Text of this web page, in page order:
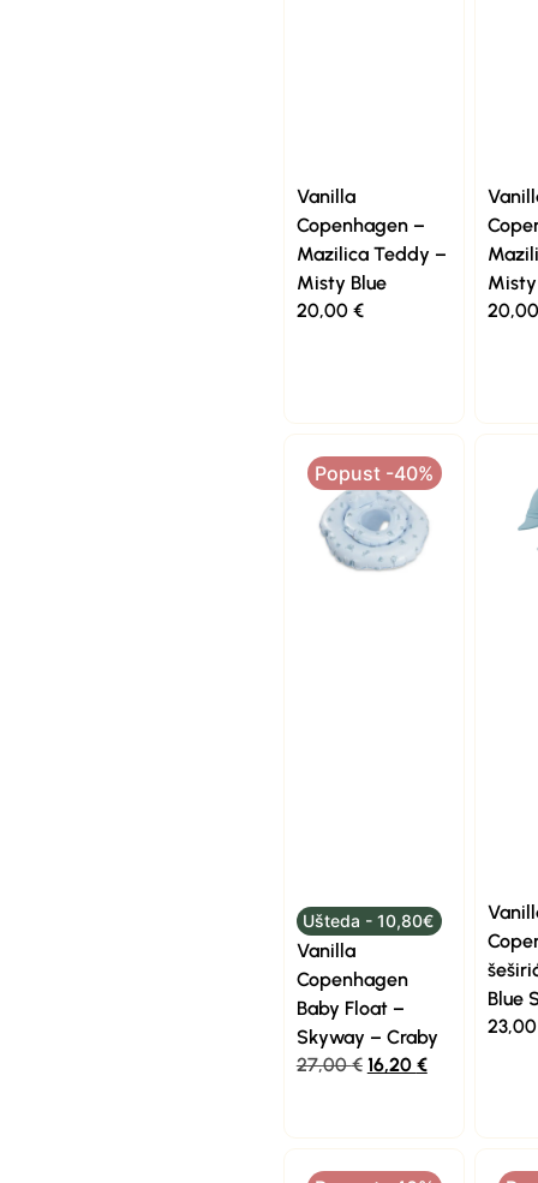
Vanilla
Copenhagen –
Mazilica Teddy –
Misty Blue
20,00 €
Misty
Popust -40%
Ušteda - 10,80€
Vanilla
Copenhagen
Baby Float –
Skyway – Craby
27,00€ 16,20 €
Blue